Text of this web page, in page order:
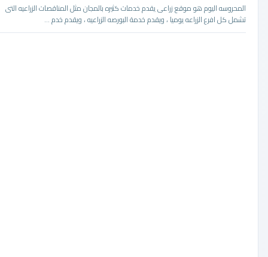
المحروسه اليوم هو موقع زراعى يقدم خدمات كثيره بالمجان مثل المناقصات الزراعيه التى
تشمل كل افرع الزراعه يوميا ، ويقدم خدمة البورصه الزراعيه ، ويقدم خدم ...